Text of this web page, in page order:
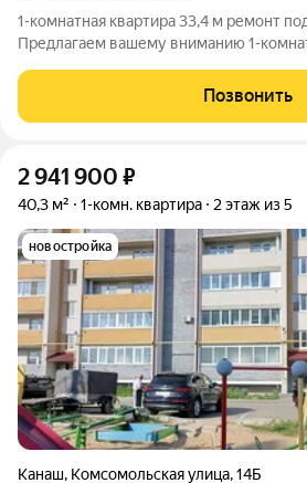
1-комнатная квартира 33,4 м ремонт под себя 2 этаж
Предлагаем вашему вниманию 1-
панельного дома, построенного в 1990
идеальным выбором для тех, кто
Позвонить
2 941 900 ₽
40,3 м² 1-комн. квартира 2 этаж из 5
новостройка
Канаш, Комсомольская улица,14Б